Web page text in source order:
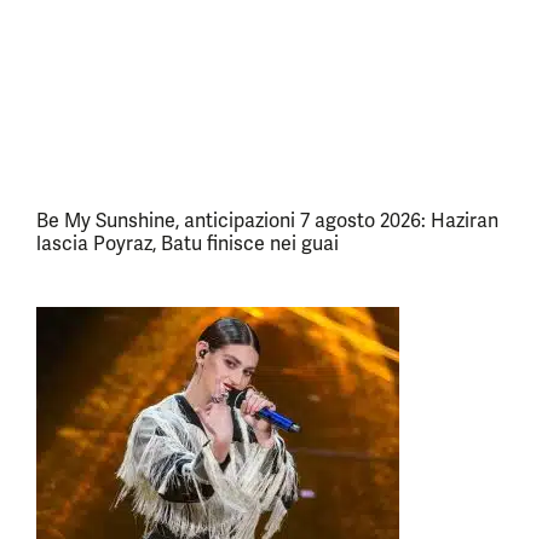
Be My Sunshine, anticipazioni 7 agosto 2026: Haziran
lascia Poyraz, Batu finisce nei guai